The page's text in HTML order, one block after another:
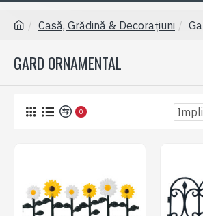
Casă, Grădină & Decorațiuni
GARD ORNAMENTAL
0